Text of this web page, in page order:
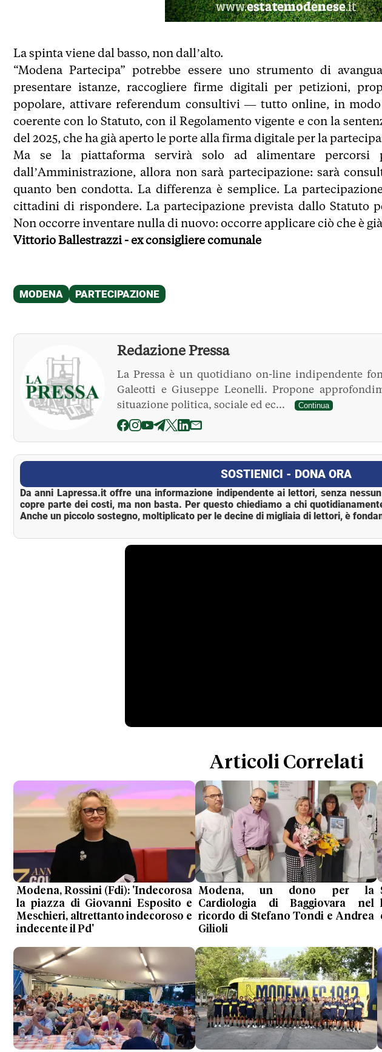
La spinta viene dal basso, non dall’alto.
“Modena Partecipa” potrebbe essere uno strumento di
presentare istanze, raccogliere firme digitali per petizioni,
popolare, attivare referendum consultivi — tutto online, in modo
coerente con lo Statuto, con il Regolamento vigente e con la
del 2025, che ha già aperto le porte alla firma digitale per la
Ma se la piattaforma servirà solo ad alimentare percorsi
dall’Amministrazione, allora non sarà partecipazione: sarà
quanto ben condotta. La differenza è semplice. La
cittadini di rispondere. La partecipazione prevista dallo Statuto
Non occorre inventare nulla di nuovo: occorre applicare ciò che è
Vittorio Ballestrazzi - ex consigliere comunale
Redazione Pressa
La Pressa è un quotidiano on-line indipendente
Galeotti e Giuseppe Leonelli. Propone
situazione politica, sociale ed ec...
Continua
La Pressa
SOSTIENICI - DONA ORA
Da anni Lapressa.it offre una informazione indipendente ai lettori, senza
copre parte dei costi, ma non basta. Per questo chiediamo a chi
Anche un piccolo sostegno, moltiplicato per le decine di migliaia di lettori, è
Articoli Correlati
Modena, Rossini (Fdi): 'Indecorosa
la piazza di Giovanni Esposito e
Meschieri, altrettanto indecoroso e
indecente il Pd'
Modena, un dono per la
Cardiologia di Baggiovara nel
ricordo di Stefano Tondi e Andrea
Gilioli